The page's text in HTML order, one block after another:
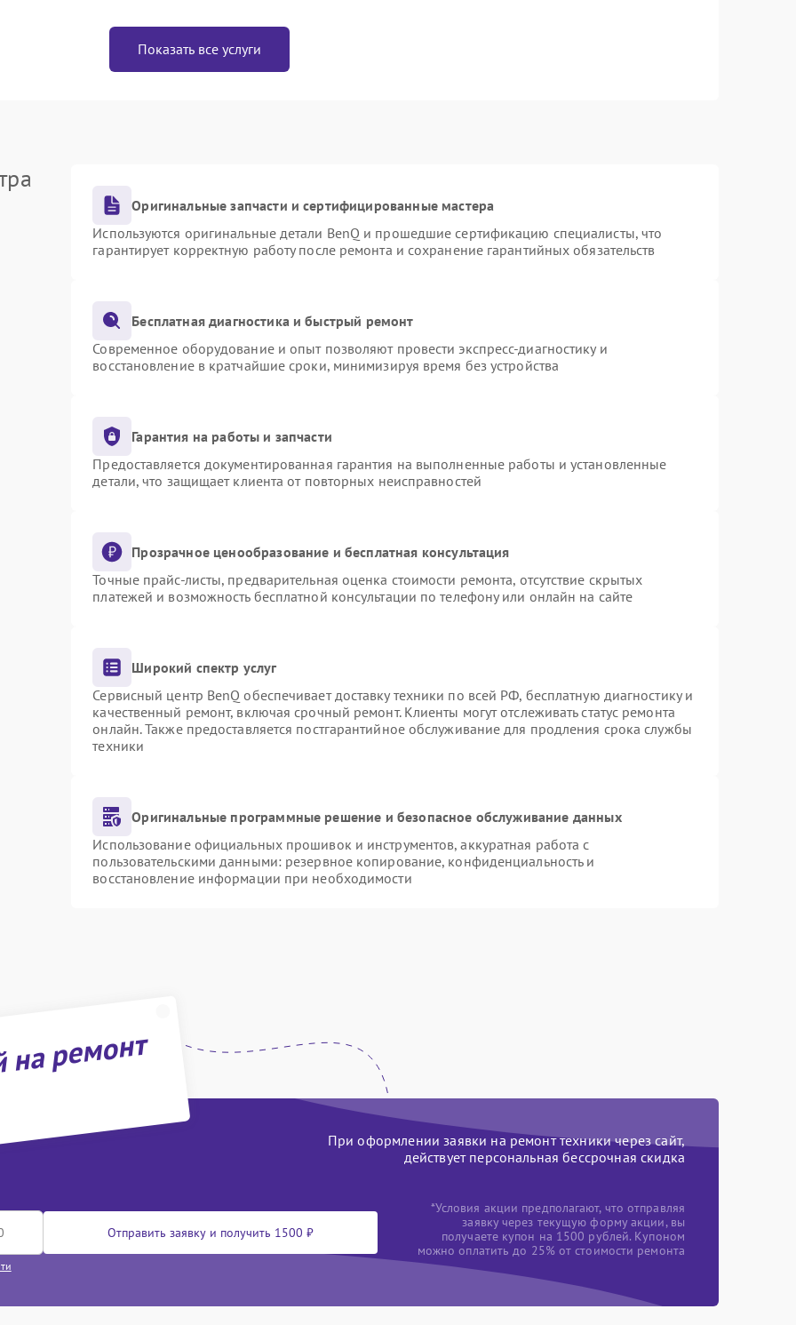
Показать все услуги
Оригинальные запчасти и сертифицированные мастера
Используются оригинальные детали BenQ и прошедшие сертификацию специалисты, что
гарантирует корректную работу после ремонта и сохранение гарантийных обязательств
Бесплатная диагностика и быстрый ремонт
Современное оборудование и опыт позволяют провести экспресс-диагностику и
восстановление в кратчайшие сроки, минимизируя время без устройства
Гарантия на работы и запчасти
Предоставляется документированная гарантия на выполненные работы и установленные
детали, что защищает клиента от повторных неисправностей
Прозрачное ценообразование и бесплатная консультация
Точные прайс-листы, предварительная оценка стоимости ремонта, отсутствие скрытых
платежей и возможность бесплатной консультации по телефону или онлайн на сайте
Широкий спектр услуг
Сервисный центр BenQ обеспечивает доставку техники по всей РФ, бесплатную диагностику и
качественный ремонт, включая срочный ремонт. Клиенты могут отслеживать статус ремонта
онлайн. Также предоставляется постгарантийное обслуживание для продления срока службы
техники
Оригинальные программные решение и безопасное обслуживание данных
Использование официальных прошивок и инструментов, аккуратная работа с
пользовательскими данными: резервное копирование, конфиденциальность и
восстановление информации при необходимости
ремонт
При оформлении заявки на ремонт техники через сайт,
действует персональная бессрочная скидка
Отправить заявку и получить 1500 ₽
*Условия акции предполагают, что отправляя
заявку через текущую форму акции, вы
получаете купон на 1500 рублей. Купоном
можно оплатить до 25% от стоимости ремонта